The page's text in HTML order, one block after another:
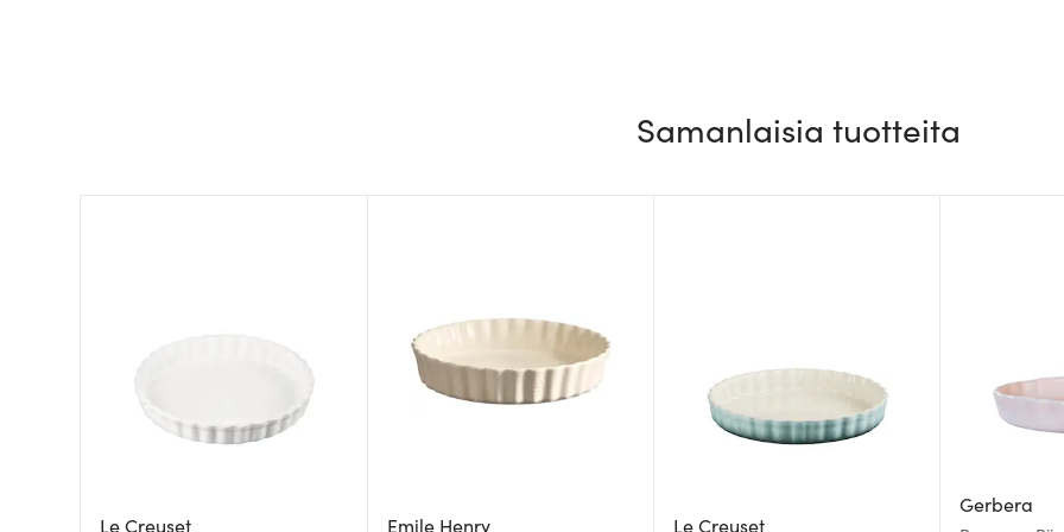
Samanlaisia tuotteita
Le Creuset Emile Henry Le Creuset
Gerbera